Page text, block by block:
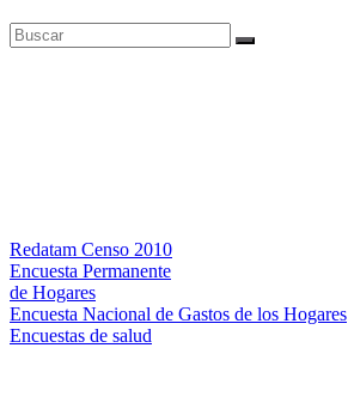
Redatam Censo 2010
Encuesta Permanente
de Hogares
Encuesta Nacional de Gastos de los Hogares
Encuestas de salud